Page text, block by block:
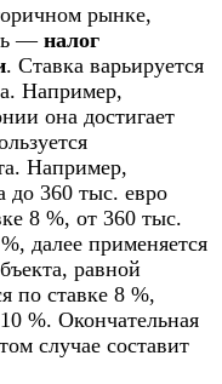
рынке,
— налог
. Ставка варьируется
Например,
она достигает
Например,
до 360 тыс. евро
8 %, от 360 тыс.
далее применяется
равной
по ставке 8 %,
%. Окончательная
случае составит